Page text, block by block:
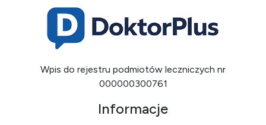
Wpis do rejestru podmiotów leczniczych nr
000000300761
Informacje